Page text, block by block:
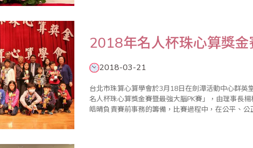
2018年名人杯珠心算獎
2018-03-21
台北市珠算心算學會於3月18日在劍潭活動中心群
名人杯珠心算獎金賽暨最強大腦PK賽」，由理事長
皓晴負責賽前事務的籌備，比賽過程中，在公平、